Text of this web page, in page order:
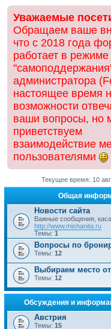
Уважаемые
Обращаем ваше
что с 2018 года
работает в режиме
администратора
настоящее время
возможности
ваши вопросы, но
приветствуем
взаимодействие
пользователями
Текущее время: 10
Общая
Новости сайта
Важные сообщения,
http://www.mishanita.ru
Темы: 1
Вопросы по
Темы: 12
Выбираем место
Темы: 12
Обсуждения и
Австрия
Темы: 15